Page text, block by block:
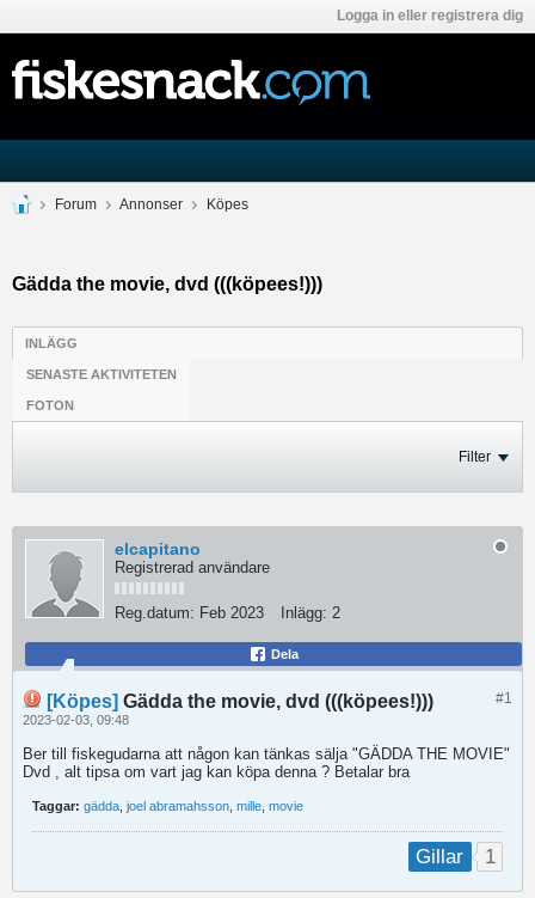
Logga in eller registrera dig
Forum Annonser Köpes
Gädda the movie, dvd (((köpees!)))
INLÄGG
SENASTE AKTIVITETEN
FOTON
Filter
elcapitano
Registrerad användare
Reg.datum: Feb 2023 Inlägg: 2
Dela
#1
[Köpes] Gädda the movie, dvd (((köpees!)))
2023-02-03, 09:48
Ber till fiskegudarna att någon kan tänkas sälja "GÄDDA THE MOVIE"
Dvd , alt tipsa om vart jag kan köpa denna ? Betalar bra
Taggar: gädda joel abramahsson mille movie
Gillar 1